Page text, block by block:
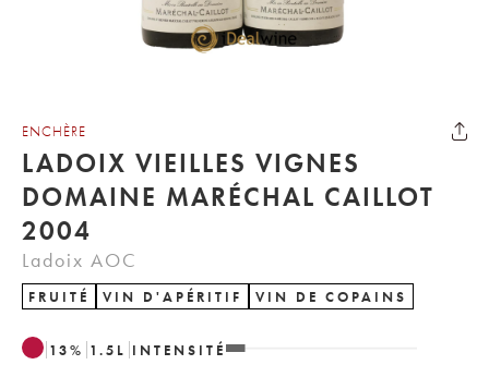
ENCHÈRE
LADOIX VIEILLES VIGNES
DOMAINE MARÉCHAL CAILLOT
2004
Ladoix AOC
FRUITÉ VIN D'APÉRITIF VIN DE COPAINS
13% 1.5 L INTENSITÉ